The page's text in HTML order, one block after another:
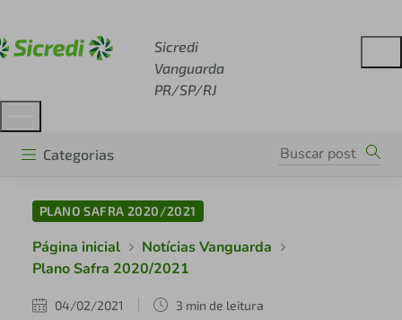
Sicredi
Vanguarda
PR/SP/RJ
Categorias
PLANO SAFRA 2020/2021
Página inicial
Notícias Vanguarda
Plano Safra 2020/2021
04/02/2021 3 min de leitura